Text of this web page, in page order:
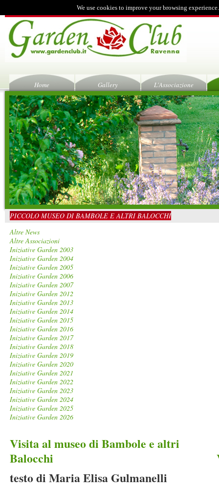
We use cookies to improve your browsing
Home Gallery L'Associazione
PICCOLO MUSEO DI BAMBOLE E ALTRI BALOCCHI
Altre News
Altre Associazioni
Iniziative Garden 2003
Iniziative Garden 2004
Iniziative Garden 2005
Iniziative Garden 2006
Iniziative Garden 2007
Iniziative Garden 2012
Iniziative Garden 2013
Iniziative Garden 2014
Iniziative Garden 2015
Iniziative Garden 2016
Iniziative Garden 2017
Iniziative Garden 2018
Iniziative Garden 2019
Iniziative Garden 2020
Iniziative Garden 2021
Iniziative Garden 2022
Iniziative Garden 2023
Iniziative Garden 2024
Iniziative Garden 2025
Iniziative Garden 2026
Visita al museo di Bambole e altri
Balocchi Venerdì 4
testo di Maria Elisa Gulmanelli